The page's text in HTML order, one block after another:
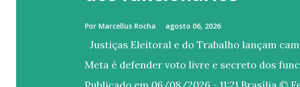
Por Marcellus Rocha agosto 06, 2026
Justiças Eleitoral e do Trabalho lançam
Meta é defender voto livre e secreto dos